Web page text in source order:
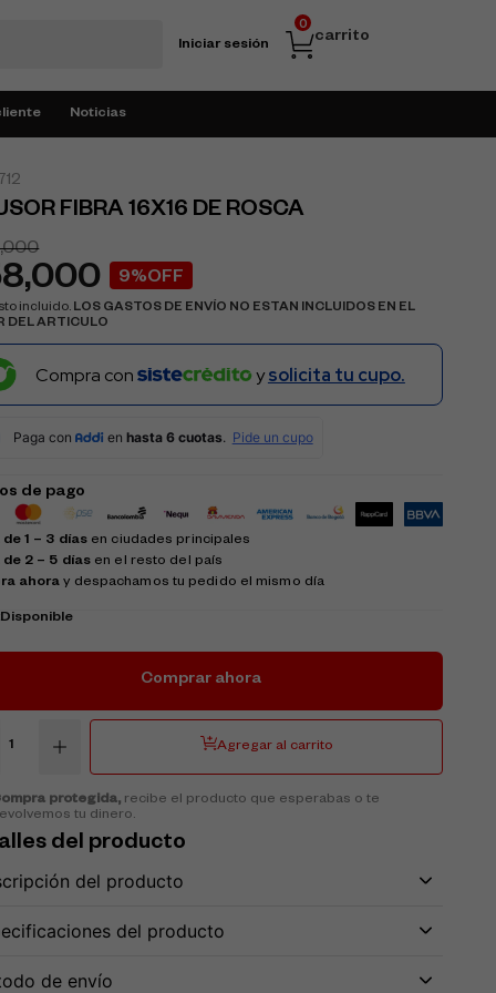
Iniciar sesión carrito
0
Noticias
FIBRA 16X16 DE ROSCA
9%OFF
incluido. LOS GASTOS DE ENVÍO NO ESTAN INCLUIDOS EN EL
DEL ARTICULO
Compra con ysolicita tu cupo.
de pago
1 – 3 días en ciudades principales
2 – 5 días en el resto del país
ahora y despachamos tu pedido el mismo día
Disponible
Comprar ahora
Agregar al carrito
protegida,recibe el producto que esperabas o te
tu dinero.
del producto
del producto
del producto
de envío